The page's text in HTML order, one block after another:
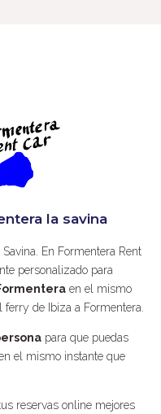
la savina
En Formentera Rent
personalizado para
en el mismo
de Ibiza a Formentera.
para que puedas
el mismo instante que
reservas online mejores